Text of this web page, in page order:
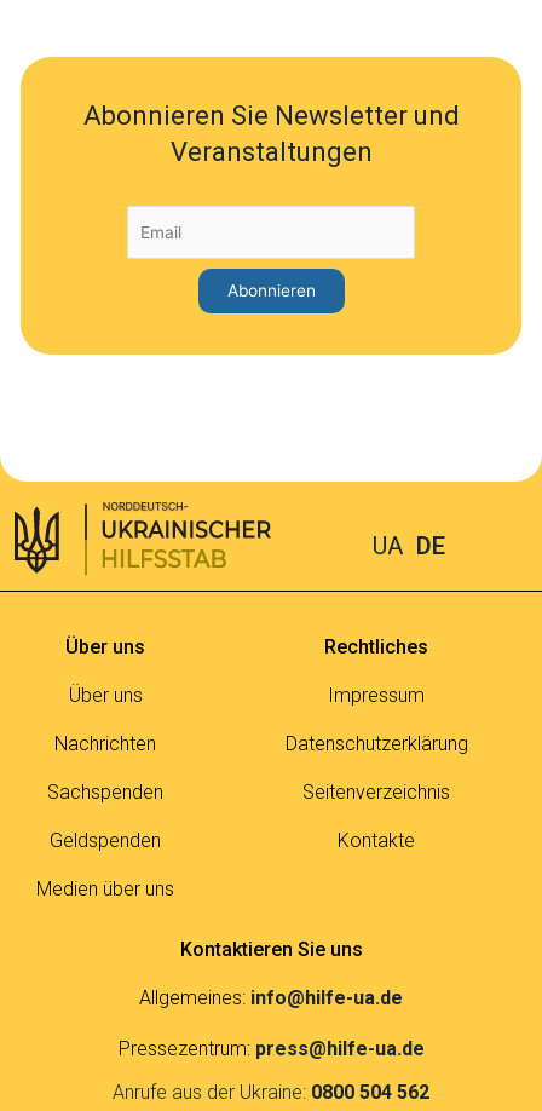
Abonnieren Sie Newsletter und
Veranstaltungen
UA DE
Über uns
Über uns
Nachrichten
Sachspenden
Geldspenden
Medien über uns
Rechtliches
Impressum
Datenschutzerklärung
Seitenverzeichnis
Kontakte
Kontaktieren Sie uns
Allgemeines: info@hilfe-ua.de
Pressezentrum: press@hilfe-ua.de
Anrufe aus der Ukraine: 0800 504 562